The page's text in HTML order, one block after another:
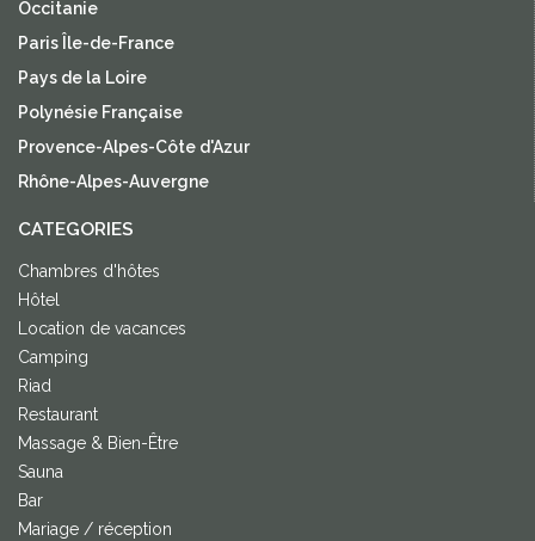
Occitanie
Paris Île-de-France
Pays de la Loire
Polynésie Française
Provence-Alpes-Côte d'Azur
Rhône-Alpes-Auvergne
CATEGORIES
Chambres d'hôtes
Hôtel
Location de vacances
Camping
Riad
Restaurant
Massage & Bien-Être
Sauna
Bar
Mariage / réception